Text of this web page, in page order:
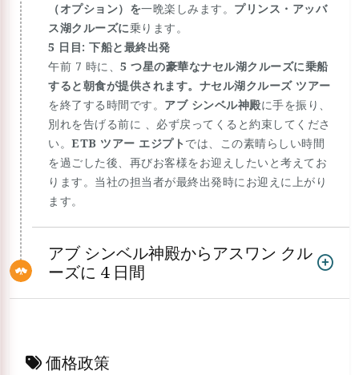
（オプション）を一晩楽しみます。 プリンス・アッバ
ス湖クルーズに乗ります。
5 日目: 下船と最終出発
午前 7 時に、 5 つ星の豪華なナセル湖クルーズに乗船
すると朝食が提供されます。 ナセル湖クルーズ ツアー
を終了する時間です。 アブ シンベル神殿に手を振り、
別れを告げる前に 、必ず戻ってくると約束してくださ
い。 ETB ツアー エジプト では、この素晴らしい時間
を過ごした後、再びお客様をお迎えしたいと考えてお
ります。当社の担当者が最終出発時にお迎えに上がり
ます。
アブ シンベル神殿からアスワン クル
ーズに 4 日間
価格政策